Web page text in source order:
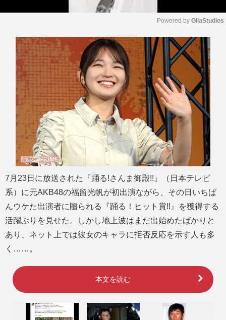
M
u
t
Powered by GliaStudios
7月23日に放送された『踊る!さんま御殿!!』（日本テレビ
系）に元AKB48の福留光帆が初出演ながら、その日いちば
んウケた出演者に贈られる『踊る！ヒット賞!!』を獲得する
活躍ぶりを見せた。しかし地上波はまだ出始めたばかりと
あり、ネット上では彼女のキャラに拒否反応を示す人も多
く……。
本文を読む